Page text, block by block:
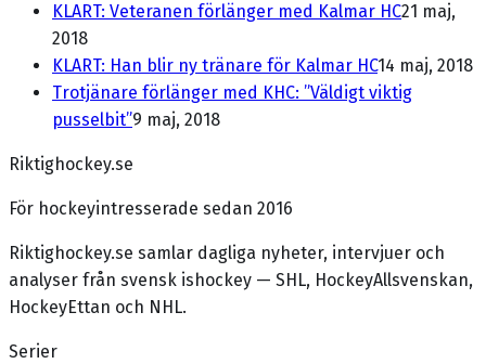
KLART: Veteranen förlänger med Kalmar HC21 maj,
2018
KLART: Han blir ny tränare för Kalmar HC14 maj, 2018
Trotjänare förlänger med KHC: ”Väldigt viktig
pusselbit”9 maj, 2018
Riktighockey.se
För hockeyintresserade sedan 2016
Riktighockey.se samlar dagliga nyheter, intervjuer och
analyser från svensk ishockey — SHL, HockeyAllsvenskan,
HockeyEttan och NHL.
Serier